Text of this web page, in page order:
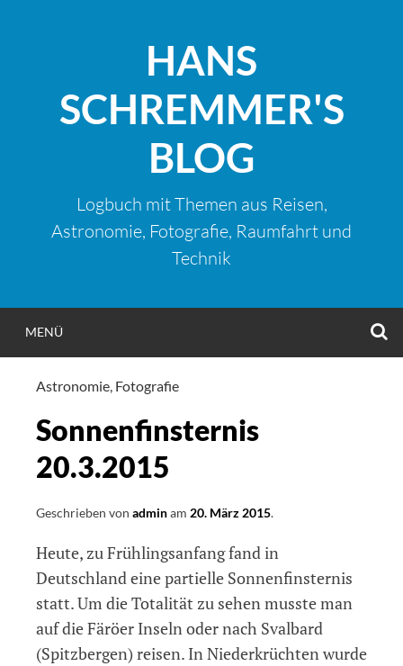
HANS
SCHREMMER'S
BLOG
Logbuch mit Themen aus Reisen,
Astronomie, Fotografie, Raumfahrt und
Technik
MENÜ
Astronomie, Fotografie
Sonnenfinsternis
20.3.2015
Geschrieben von adminam 20. März 2015.
Heute, zu Frühlingsanfang fand in
Deutschland eine partielle Sonnenfinsternis
statt. Um die Totalität zu sehen musste man
auf die Färöer Inseln oder nach Svalbard
(Spitzbergen) reisen. In Niederkrüchten wurde